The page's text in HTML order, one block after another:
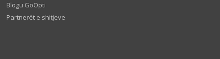
Blogu GoOpti
Partnerët e shitjeve